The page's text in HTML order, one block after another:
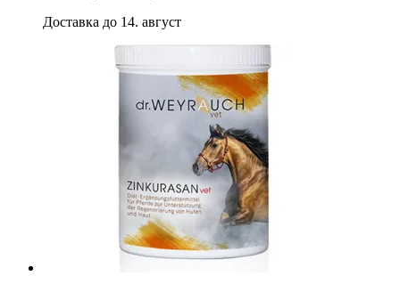
Доставка до 14. август